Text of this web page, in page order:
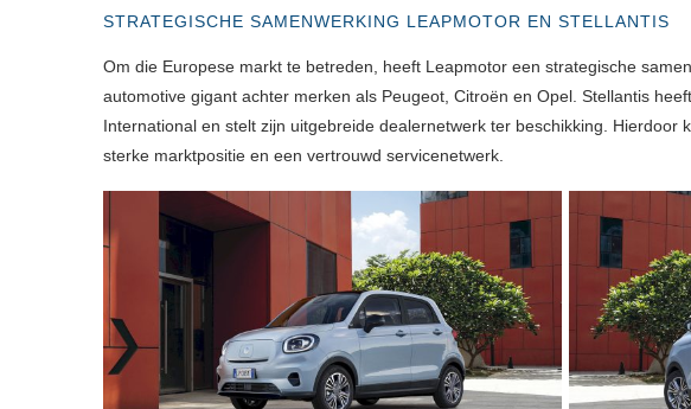
STRATEGISCHE SAMENWERKING LEAPMOTOR EN STELLANTIS
Om die Europese markt te betreden, heeft Leapmotor een strategische
automotive gigant achter merken als Peugeot, Citroën en Opel. Stellantis
International en stelt zijn uitgebreide dealernetwerk ter beschikking. Hierdoor
sterke marktpositie en een vertrouwd servicenetwerk.